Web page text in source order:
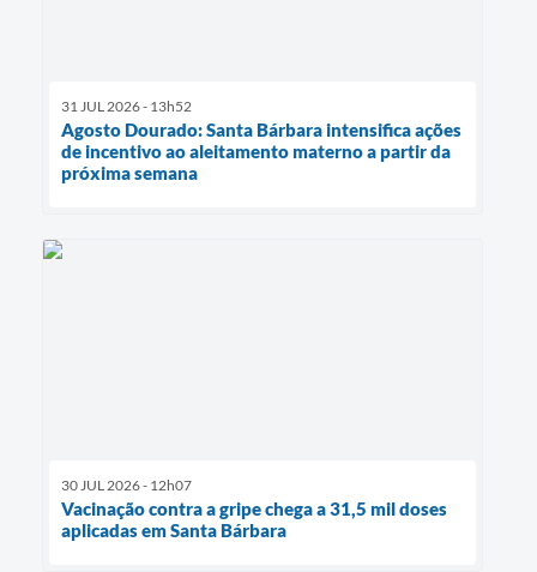
31 JUL 2026 - 13h52
Agosto Dourado: Santa Bárbara intensifica ações
de incentivo ao aleitamento materno a partir da
próxima semana
30 JUL 2026 - 12h07
Vacinação contra a gripe chega a 31,5 mil doses
aplicadas em Santa Bárbara